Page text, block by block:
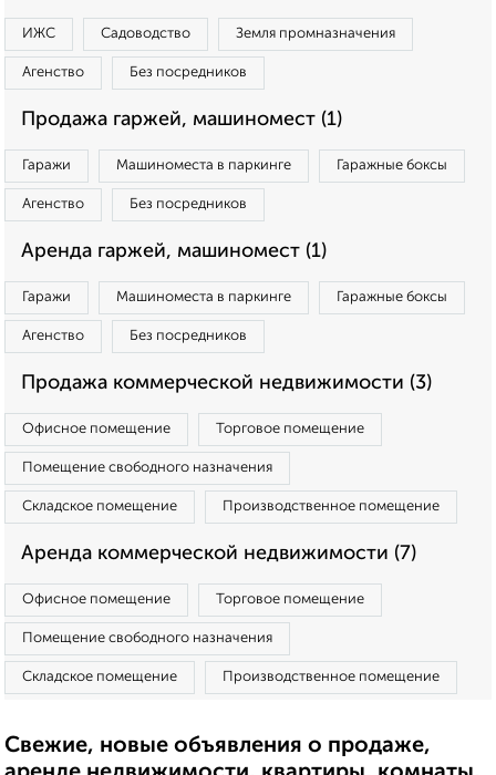
ИЖС Садоводство Земля промназначения
Агенство Без посредников
Продажа гаржей, машиномест (1)
Гаражи Машиноместа в паркинге Гаражные боксы
Агенство Без посредников
Аренда гаржей, машиномест (1)
Гаражи Машиноместа в паркинге Гаражные боксы
Агенство Без посредников
Продажа коммерческой недвижимости (3)
Офисное помещение Торговое помещение
Помещение свободного назначения
Складское помещение Производственное помещение
Аренда коммерческой недвижимости (7)
Офисное помещение Торговое помещение
Помещение свободного назначения
Складское помещение Производственное помещение
Свежие, новые объявления о продаже,